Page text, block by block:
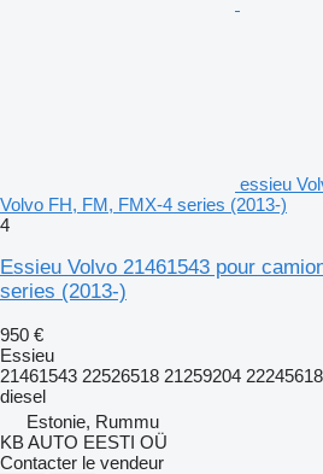
essieu
Volvo FH, FM, FMX-4 series (2013-)
4
Essieu Volvo 21461543 pour
series (2013-)
950 €
Essieu
21461543 22526518 21259204
diesel
Estonie, Rummu
KB AUTO EESTI OÜ
Contacter le vendeur